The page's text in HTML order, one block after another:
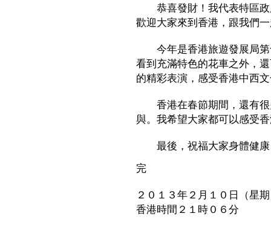
恭喜發財！我代表特區政
歡迎大家來到香港，跟我們
今年是香港旅遊發展局第
看到充滿特色的花車之外，
的精彩表演，感受香港中西
香港在春節期間，還有很
與。我希望大家都可以感受
最後，祝福大家身體健康
完
２０１３年２月１０日（星
香港時間２１時０６分